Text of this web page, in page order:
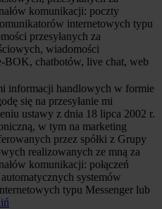
komunikacji: poczty
internetowych typu
przesyłanych za
wiadomości
BOK, chatbotów, live chat, web
informacji handlowych w formie
się na przesyłanie mi
ustawy z dnia 18 lipca 2002 r.
w tym na marketing
przez spółki z Grupy
realizowanych ze mną za
komunikacji: połączeń
systemów
typu Messenger lub